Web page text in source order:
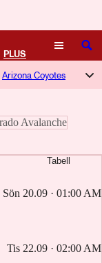
PLUS SÖK
Arizona Coyotes
Canadiens
Flyers
Dallas Stars.
Avalanche
Tabell
Sön 20.09 · 01:00 AM
Tis 22.09 · 02:00 AM